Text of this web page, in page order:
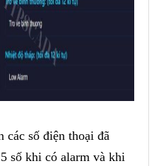
số điện thoại đã
số khi có alarm và khi